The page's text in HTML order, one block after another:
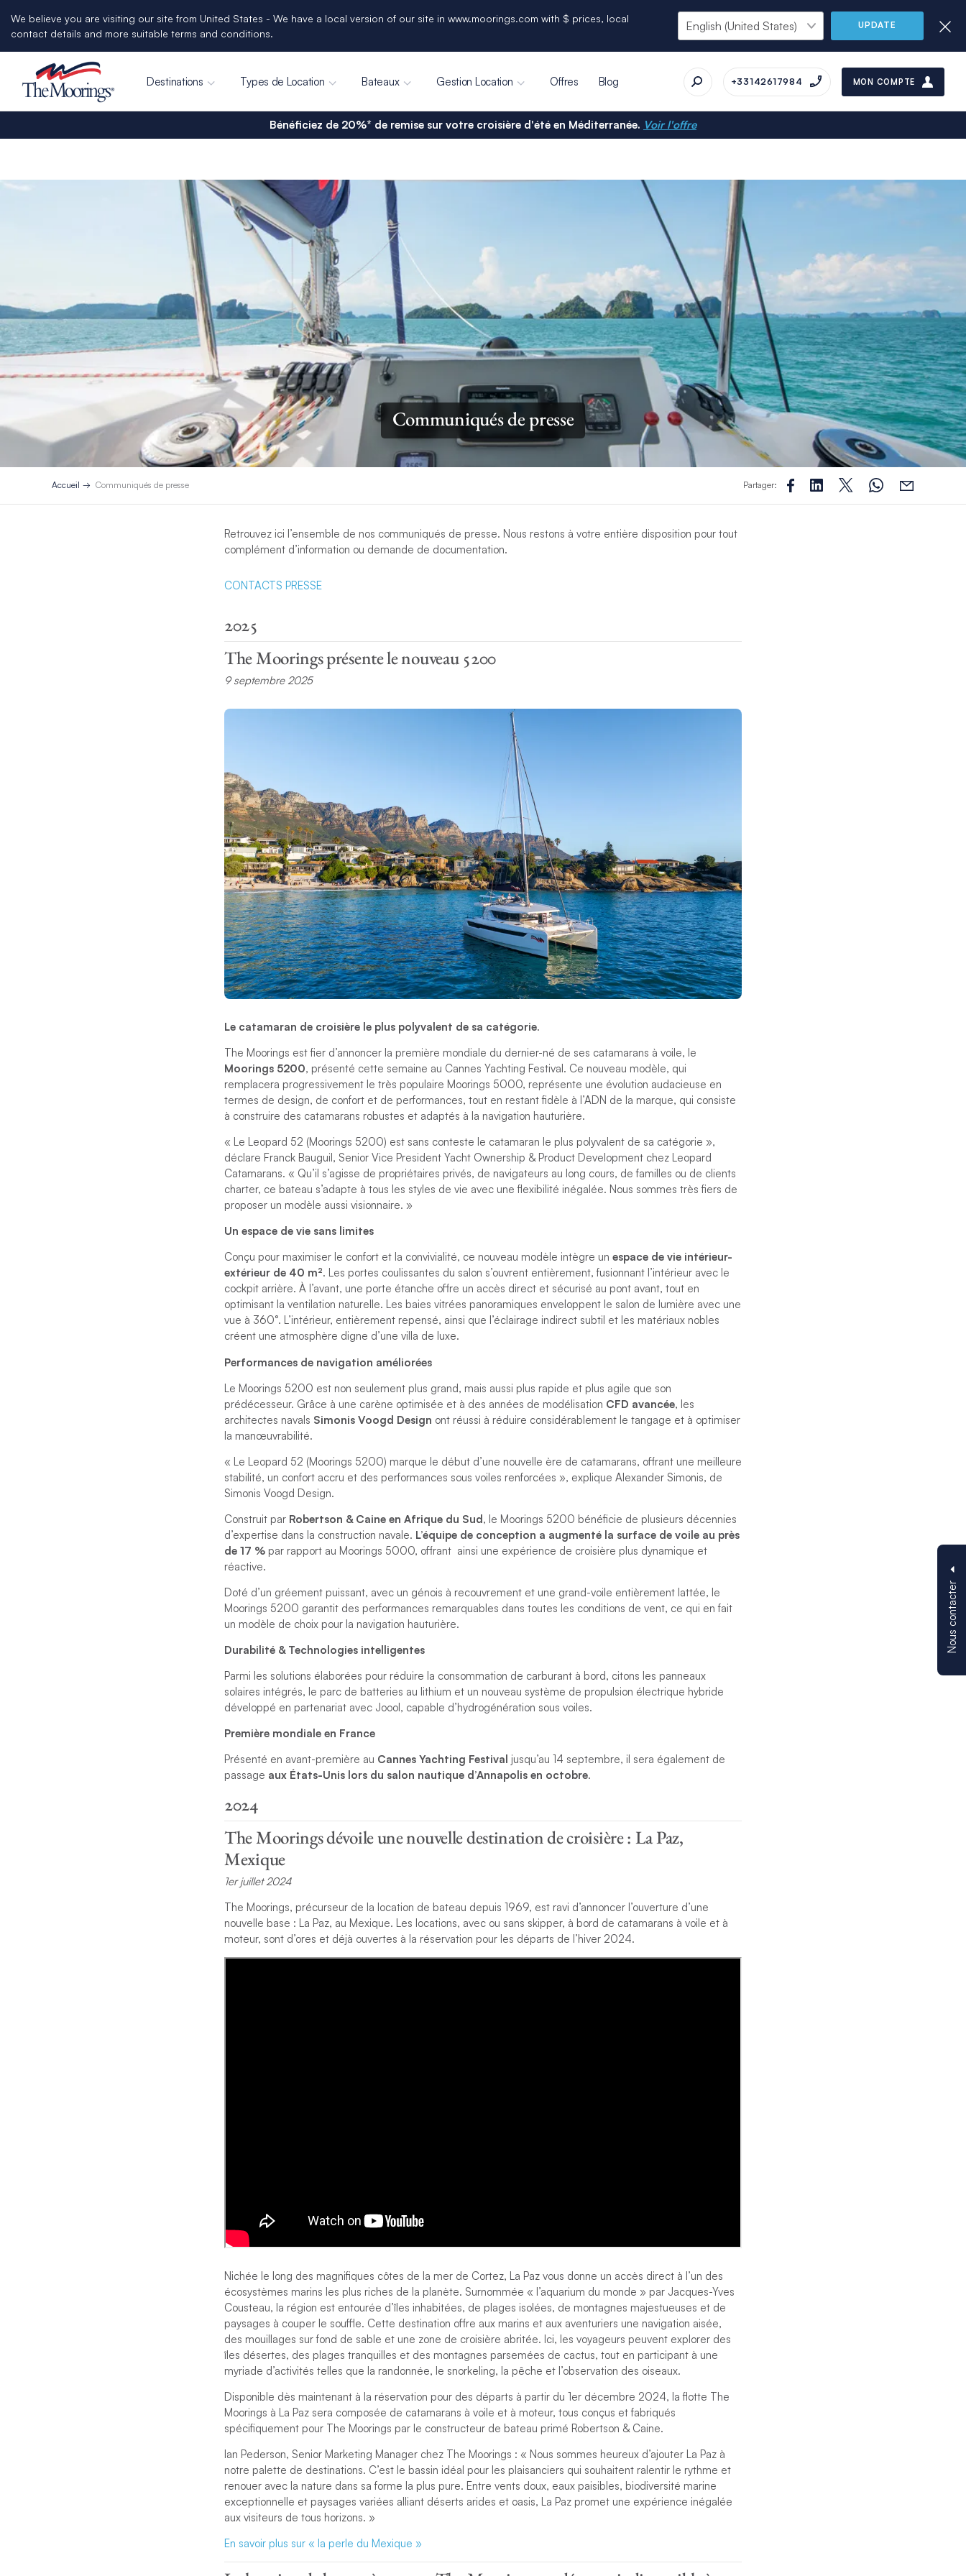
We believe you are visiting our site from United States - We have a local version of our site in www.moorings.com with $ prices, local
contact details and more suitable terms and conditions.
UPDATE
Destinations Types de Location Bateaux Gestion Location Offres Blog +33142617984 MON COMPTE
Nous contacter
Bénéficiez de 20%* de remise sur votre croisière d'été en Méditerranée. Voir l'offre
Communiqués de presse
Accueil Communiqués de presse Partager:
Retrouvez ici l’ensemble de nos communiqués de presse. Nous restons à votre entière disposition pour tout
complément d’information ou demande de documentation.
CONTACTS PRESSE
2025
The Moorings présente le nouveau 5200
9 septembre 2025
Le catamaran de croisière le plus polyvalent de sa catégorie.
The Moorings est fier d’annoncer la première mondiale du dernier-né de ses catamarans à voile, le
Moorings 5200, présenté cette semaine au Cannes Yachting Festival. Ce nouveau modèle, qui
remplacera progressivement le très populaire Moorings 5000, représente une évolution audacieuse en
termes de design, de confort et de performances, tout en restant fidèle à l’ADN de la marque, qui consiste
à construire des catamarans robustes et adaptés à la navigation hauturière.
« Le Leopard 52 (Moorings 5200) est sans conteste le catamaran le plus polyvalent de sa catégorie »,
déclare Franck Bauguil, Senior Vice President Yacht Ownership & Product Development chez Leopard
Catamarans. « Qu’il s’agisse de propriétaires privés, de navigateurs au long cours, de familles ou de clients
charter, ce bateau s’adapte à tous les styles de vie avec une flexibilité inégalée. Nous sommes très fiers de
proposer un modèle aussi visionnaire. »
Un espace de vie sans limites
Conçu pour maximiser le confort et la convivialité, ce nouveau modèle intègre un espace de vie intérieur-
extérieur de 40 m². Les portes coulissantes du salon s’ouvrent entièrement, fusionnant l’intérieur avec le
cockpit arrière. À l’avant, une porte étanche offre un accès direct et sécurisé au pont avant, tout en
optimisant la ventilation naturelle. Les baies vitrées panoramiques enveloppent le salon de lumière avec une
vue à 360°. L’intérieur, entièrement repensé, ainsi que l’éclairage indirect subtil et les matériaux nobles
créent une atmosphère digne d’une villa de luxe.
Performances de navigation améliorées
Le Moorings 5200 est non seulement plus grand, mais aussi plus rapide et plus agile que son
prédécesseur. Grâce à une carène optimisée et à des années de modélisation CFD avancée, les
architectes navals Simonis Voogd Design ont réussi à réduire considérablement le tangage et à optimiser
la manœuvrabilité.
« Le Leopard 52 (Moorings 5200) marque le début d’une nouvelle ère de catamarans, offrant une meilleure
stabilité, un confort accru et des performances sous voiles renforcées », explique Alexander Simonis, de
Simonis Voogd Design.
Construit par Robertson & Caine en Afrique du Sud, le Moorings 5200 bénéficie de plusieurs décennies
d’expertise dans la construction navale. L’équipe de conception a augmenté la surface de voile au près
de 17 % par rapport au Moorings 5000, offrant ainsi une expérience de croisière plus dynamique et
réactive.
Doté d’un gréement puissant, avec un génois à recouvrement et une grand-voile entièrement lattée, le
Moorings 5200 garantit des performances remarquables dans toutes les conditions de vent, ce qui en fait
un modèle de choix pour la navigation hauturière.
Durabilité & Technologies intelligentes
Parmi les solutions élaborées pour réduire la consommation de carburant à bord, citons les panneaux
solaires intégrés, le parc de batteries au lithium et un nouveau système de propulsion électrique hybride
développé en partenariat avec Joool, capable d’hydrogénération sous voiles.
Première mondiale en France
Présenté en avant-première au Cannes Yachting Festival jusqu’au 14 septembre, il sera également de
passage aux États-Unis lors du salon nautique d’Annapolis en octobre.
2024
The Moorings dévoile une nouvelle destination de croisière : La Paz,
Mexique
1er juillet 2024
The Moorings, précurseur de la location de bateau depuis 1969, est ravi d’annoncer l’ouverture d’une
nouvelle base : La Paz, au Mexique. Les locations, avec ou sans skipper, à bord de catamarans à voile et à
moteur, sont d’ores et déjà ouvertes à la réservation pour les départs de l’hiver 2024.
Nichée le long des magnifiques côtes de la mer de Cortez, La Paz vous donne un accès direct à l’un des
écosystèmes marins les plus riches de la planète. Surnommée « l’aquarium du monde » par Jacques-Yves
Cousteau, la région est entourée d’îles inhabitées, de plages isolées, de montagnes majestueuses et de
paysages à couper le souffle. Cette destination offre aux marins et aux aventuriers une navigation aisée,
des mouillages sur fond de sable et une zone de croisière abritée. Ici, les voyageurs peuvent explorer des
îles désertes, des plages tranquilles et des montagnes parsemées de cactus, tout en participant à une
myriade d’activités telles que la randonnée, le snorkeling, la pêche et l’observation des oiseaux.
Disponible dès maintenant à la réservation pour des départs à partir du 1er décembre 2024, la flotte The
Moorings à La Paz sera composée de catamarans à voile et à moteur, tous conçus et fabriqués
spécifiquement pour The Moorings par le constructeur de bateau primé Robertson & Caine.
Ian Pederson, Senior Marketing Manager chez The Moorings : « Nous sommes heureux d’ajouter La Paz à
notre palette de destinations. C’est le bassin idéal pour les plaisanciers qui souhaitent ralentir le rythme et
renouer avec la nature dans sa forme la plus pure. Entre vents doux, eaux paisibles, biodiversité marine
exceptionnelle et paysages variées alliant déserts arides et oasis, La Paz promet une expérience inégalée
aux visiteurs de tous horizons. »
En savoir plus sur « la perle du Mexique »